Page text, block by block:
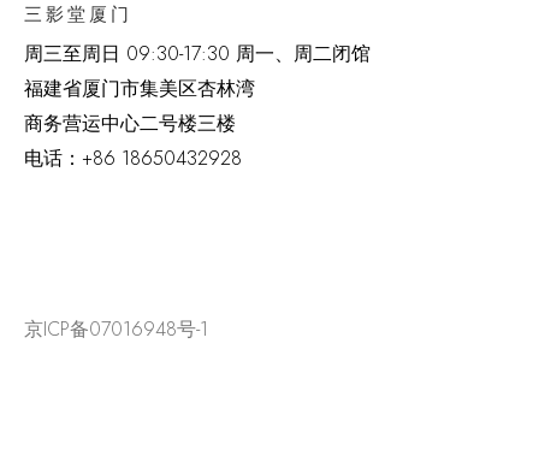
三影堂厦门
周三至周日 09:30-17:30 周一、周二闭馆
福建省厦门市集美区杏林湾
商务营运中心二号楼三楼
电话： +86 18650432928
京ICP备07016948号-1